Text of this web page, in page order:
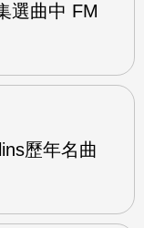
選曲中 FM
歷年名曲